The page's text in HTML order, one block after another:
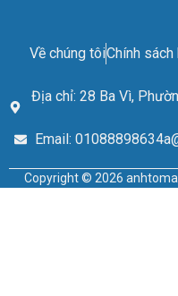
Về chúng tôiChính
Địa chỉ: 28 Ba Vì,
Email:
Copyright © 2026